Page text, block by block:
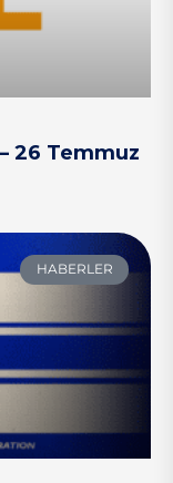
26 Temmuz
HABERLER